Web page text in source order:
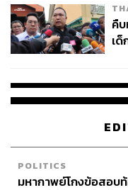
คื
เ
POLITICS
มหากาพย์โกงข้อสอบ